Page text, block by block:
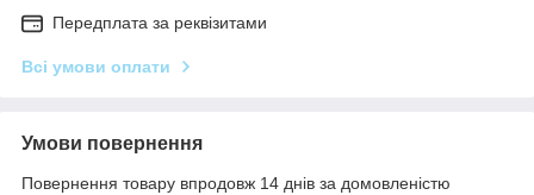
Передплата за реквізитами
Всі умови оплати
Умови повернення
Повернення товару впродовж 14 днів за домовленістю